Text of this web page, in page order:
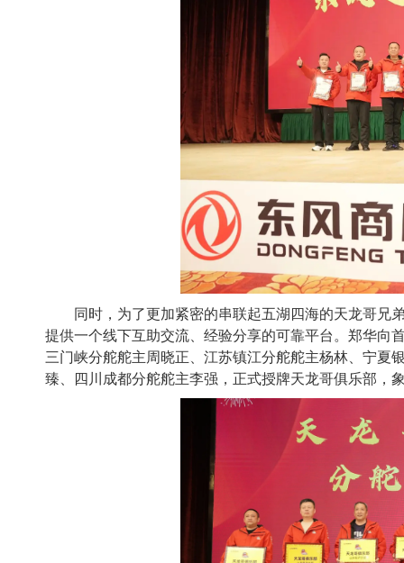
同时，为了更加紧密的串联起五湖四海的天龙哥兄弟
提供一个线下互助交流、经验分享的可靠平台。郑华向
三门峡分舵舵主周晓正、江苏镇江分舵舵主杨林、宁夏
臻、四川成都分舵舵主李强，正式授牌天龙哥俱乐部，